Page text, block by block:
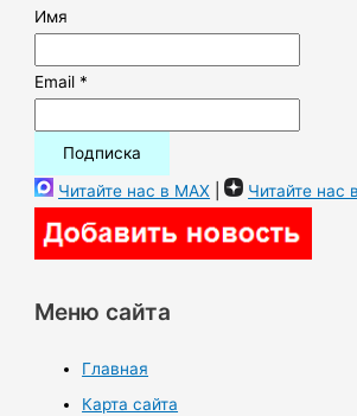
Имя
Email *
Читайте нас в MAX | Читайте нас
Меню сайта
Главная
Карта сайта